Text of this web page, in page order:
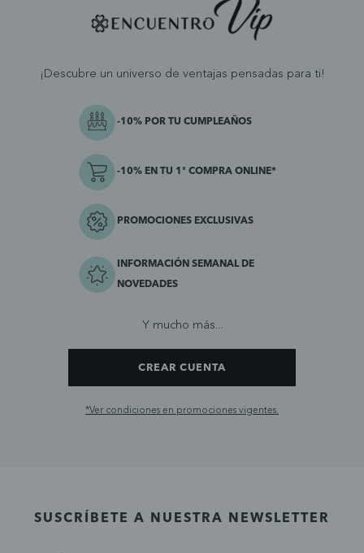
¡Descubre un universo de ventajas pensadas para ti!
-10% POR TU CUMPLEAÑOS
-10% EN TU 1ª COMPRA ONLINE*
PROMOCIONES EXCLUSIVAS
INFORMACIÓN SEMANAL DE
NOVEDADES
Y mucho más...
CREAR CUENTA
*Ver condiciones en promociones vigentes.
SUSCRÍBETE A NUESTRA NEWSLETTER